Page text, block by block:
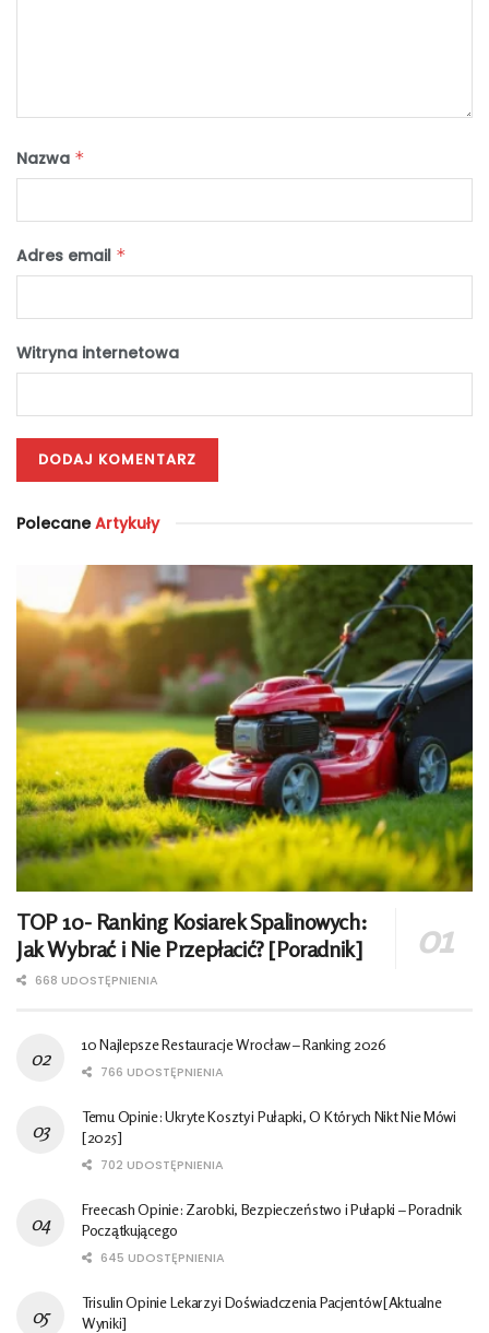
Nazwa *
Adres email *
Witryna internetowa
PolecaneArtykuły
TOP 10- Ranking Kosiarek Spalinowych:
Jak Wybrać i Nie Przepłacić? [Poradnik]
668 UDOSTĘPNIENIA
10 Najlepsze Restauracje Wrocław – Ranking 2026
766 UDOSTĘPNIENIA
Temu Opinie: Ukryte Koszty i Pułapki, O Których Nikt Nie Mówi
[2025]
702 UDOSTĘPNIENIA
Freecash Opinie: Zarobki, Bezpieczeństwo i Pułapki – Poradnik
Początkującego
645 UDOSTĘPNIENIA
Trisulin Opinie Lekarzy i Doświadczenia Pacjentów [Aktualne
Wyniki]